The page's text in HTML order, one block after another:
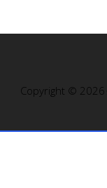
Copyright © 2026